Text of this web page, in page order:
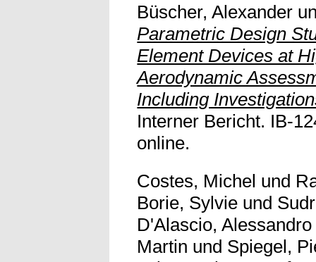
Büscher, Alexander
Parametric Design
Element Devices at
Aerodynamic
Including
Interner Bericht. IB-
online.
Costes, Michel und
Borie, Sylvie und
D'Alascio, Alessandro
Martin und Spiegel,